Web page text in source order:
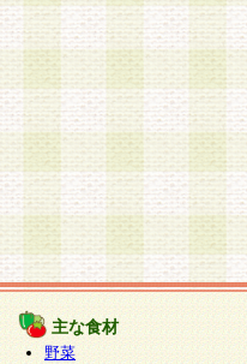
主な食材
野菜